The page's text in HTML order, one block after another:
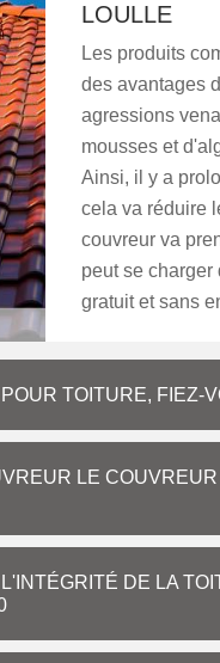
LOULLE
Les produits
des avantages
agressions
mousses et
Ainsi, il y a
cela va réduire
couvreur va
peut se
gratuit et sans
TOITURE, FIEZ-
LE
DE LA